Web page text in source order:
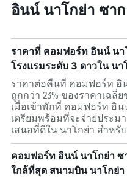
อินน์ นาโกย่า ซาก
ราคาที่ คอมฟอร์ท อินน์ นา
โรงแรมระดับ 3 ดาวใน นา
ราคาต่อคืนที่ คอมฟอร์ท อิ
ถูกกว่า 23% ของราคาเฉลี่
เมื่อเข้าพักที่ คอมฟอร์ท อิ
เตรียมพร้อมที่จะจ่ายประม
เสนอที่ดีใน นาโกย่า สำหรั
คอมฟอร์ท อินน์ นาโกย่า ซ
ใกล้ที่สุด สนามบิน นาโกย่